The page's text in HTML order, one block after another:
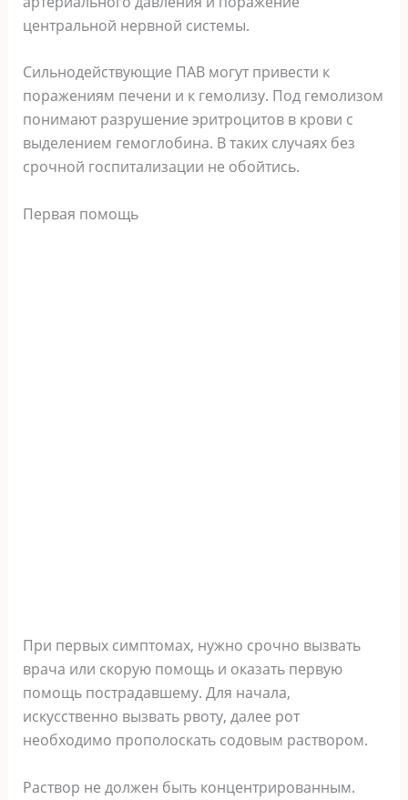
центральной нервной системы.
Сильнодействующие ПАВ могут привести к
поражениям печени и к гемолизу. Под гемолизом
понимают разрушение эритроцитов в крови с
выделением гемоглобина. В таких случаях без
срочной госпитализации не обойтись.
Первая помощь
При первых симптомах, нужно срочно вызвать
врача или скорую помощь и оказать первую
помощь пострадавшему. Для начала,
искусственно вызвать рвоту, далее рот
необходимо прополоскать содовым раствором.
Раствор не должен быть концентрированным.